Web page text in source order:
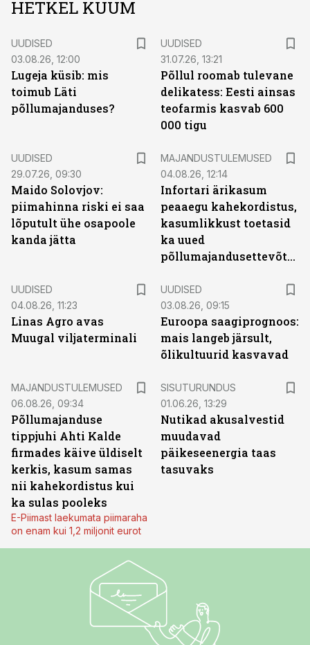
HETKEL KUUM
UUDISED
03.08.26, 12:00
Lugeja küsib: mis
toimub Läti
põllumajanduses?
UUDISED
31.07.26, 13:21
Põllul roomab tulevane
delikatess: Eesti ainsas
teofarmis kasvab 600
000 tigu
UUDISED
29.07.26, 09:30
Maido Solovjov:
piimahinna riski ei saa
lõputult ühe osapoole
kanda jätta
MAJANDUSTULEMUSED
04.08.26, 12:14
Infortari ärikasum
peaaegu kahekordistus,
kasumlikkust toetasid
ka uued
põllumajandusettevõtted
UUDISED
04.08.26, 11:23
Linas Agro avas
Muugal viljaterminali
UUDISED
03.08.26, 09:15
Euroopa saagiprognoos:
mais langeb järsult,
õlikultuurid kasvavad
MAJANDUSTULEMUSED
06.08.26, 09:34
Põllumajanduse
tippjuhi Ahti Kalde
firmades käive üldiselt
kerkis, kasum samas
nii kahekordistus kui
ka sulas pooleks
E-Piimast laekumata piimaraha
on enam kui 1,2 miljonit eurot
SISUTURUNDUS
01.06.26, 13:29
Nutikad akusalvestid
muudavad
päikeseenergia taas
tasuvaks